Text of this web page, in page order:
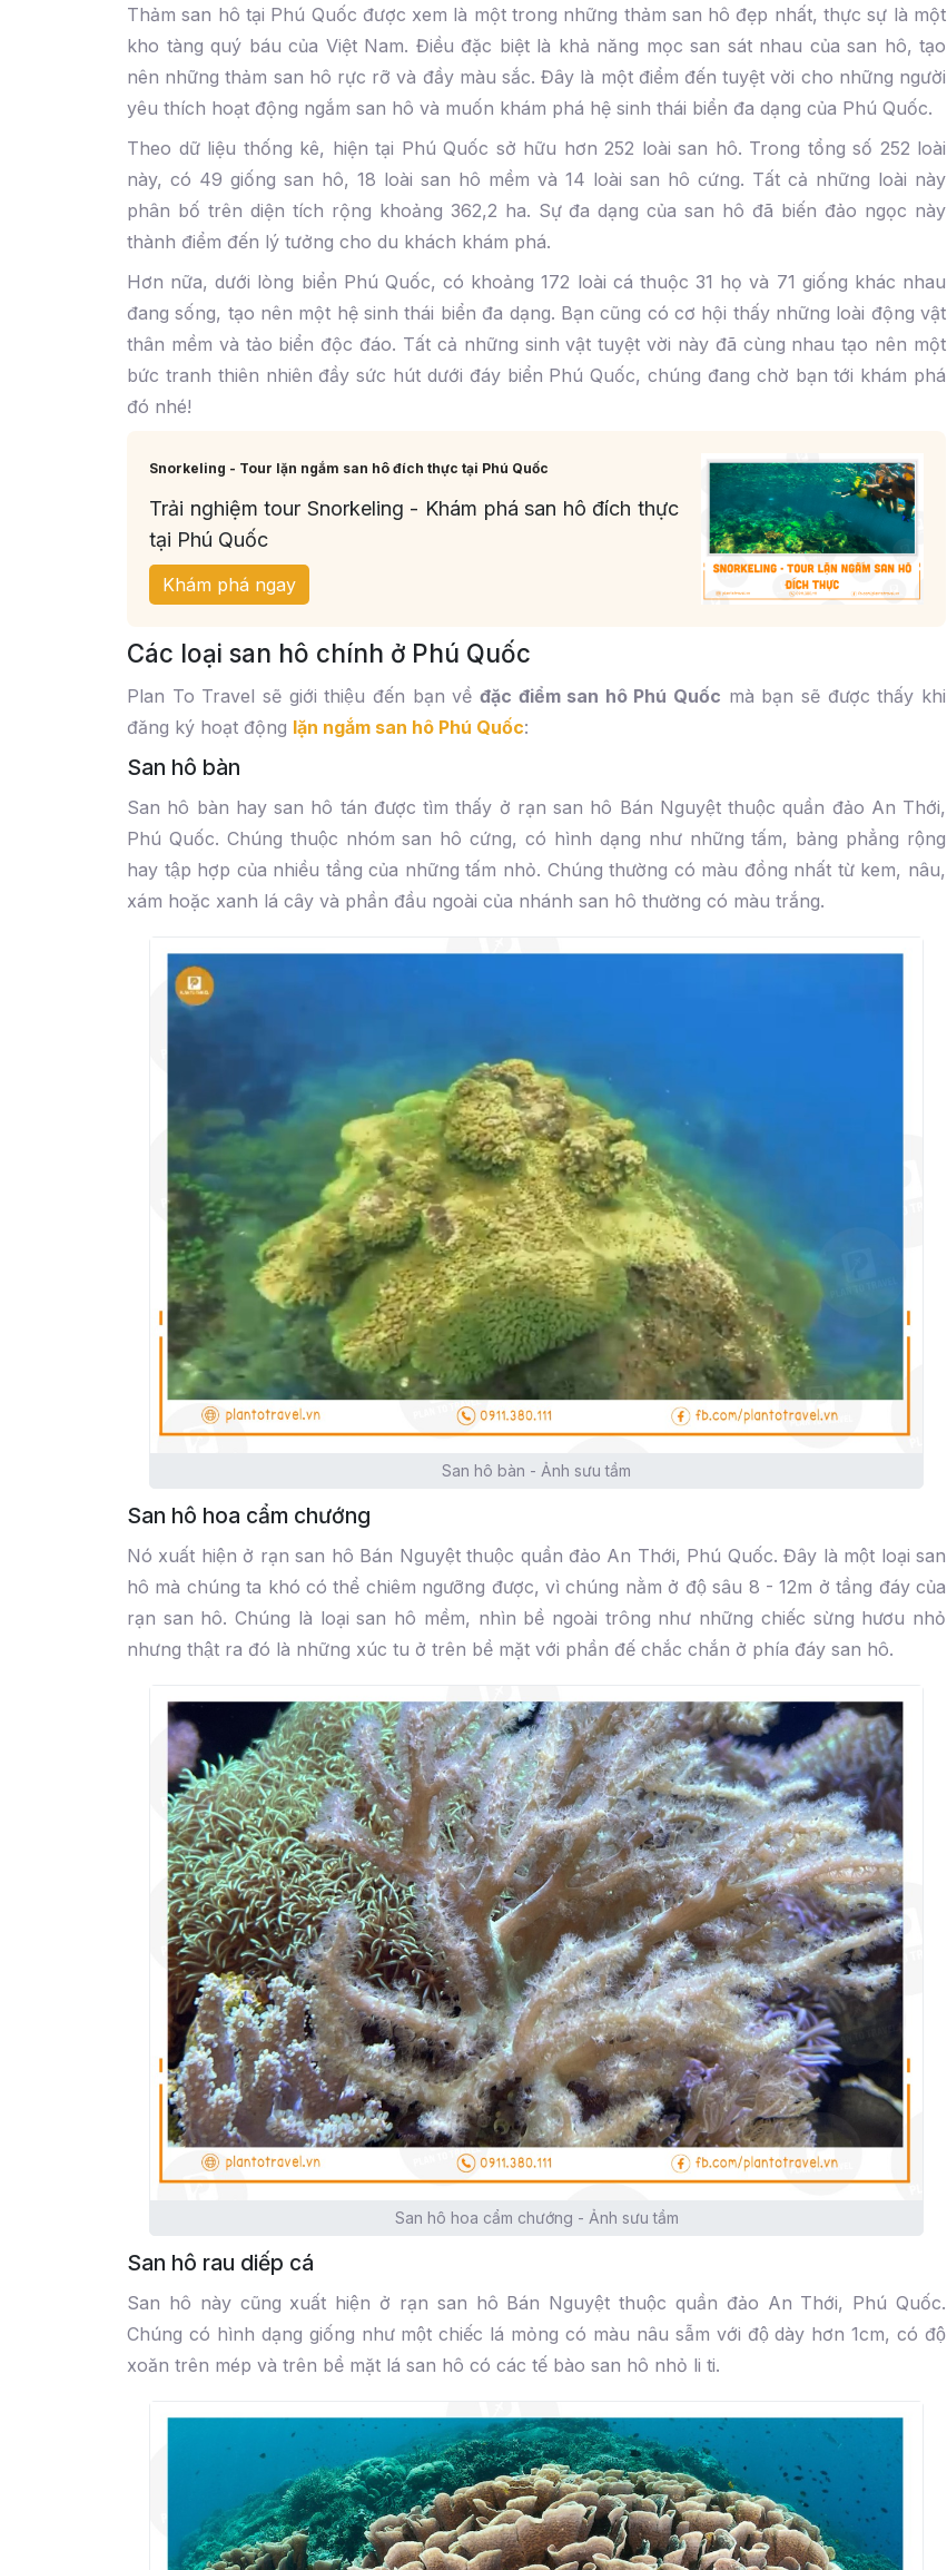
Thảm san hô tại Phú Quốc được xem là một trong những thảm san hô đẹp nhất, thực sự là một
kho tàng quý báu của Việt Nam. Điều đặc biệt là khả năng mọc san sát nhau của san hô, tạo
nên những thảm san hô rực rỡ và đầy màu sắc. Đây là một điểm đến tuyệt vời cho những người
yêu thích hoạt động ngắm san hô và muốn khám phá hệ sinh thái biển đa dạng của Phú Quốc.
Theo dữ liệu thống kê, hiện tại Phú Quốc sở hữu hơn 252 loài san hô. Trong tổng số 252 loài
này, có 49 giống san hô, 18 loài san hô mềm và 14 loài san hô cứng. Tất cả những loài này
phân bố trên diện tích rộng khoảng 362,2 ha. Sự đa dạng của san hô đã biến đảo ngọc này
thành điểm đến lý tưởng cho du khách khám phá.
Hơn nữa, dưới lòng biển Phú Quốc, có khoảng 172 loài cá thuộc 31 họ và 71 giống khác nhau
đang sống, tạo nên một hệ sinh thái biển đa dạng. Bạn cũng có cơ hội thấy những loài động vật
thân mềm và tảo biển độc đáo. Tất cả những sinh vật tuyệt vời này đã cùng nhau tạo nên một
bức tranh thiên nhiên đầy sức hút dưới đáy biển Phú Quốc, chúng đang chờ bạn tới khám phá
đó nhé!
Snorkeling - Tour lặn ngắm san hô đích thực tại Phú Quốc
Trải nghiệm tour Snorkeling - Khám phá san hô đích thực
tại Phú Quốc
Khám phá ngay
Các loại san hô chính ở Phú Quốc
Plan To Travel sẽ giới thiệu đến bạn về đặc điểm san hô Phú Quốc mà bạn sẽ được thấy khi
đăng ký hoạt động lặn ngắm san hô Phú Quốc:
San hô bàn
San hô bàn hay san hô tán được tìm thấy ở rạn san hô Bán Nguyệt thuộc quần đảo An Thới,
Phú Quốc. Chúng thuộc nhóm san hô cứng, có hình dạng như những tấm, bảng phẳng rộng
hay tập hợp của nhiều tầng của những tấm nhỏ. Chúng thường có màu đồng nhất từ kem, nâu,
xám hoặc xanh lá cây và phần đầu ngoài của nhánh san hô thường có màu trắng.
San hô bàn - Ảnh sưu tầm
San hô hoa cẩm chướng
Nó xuất hiện ở rạn san hô Bán Nguyệt thuộc quần đảo An Thới, Phú Quốc. Đây là một loại san
hô mà chúng ta khó có thể chiêm ngưỡng được, vì chúng nằm ở độ sâu 8 - 12m ở tầng đáy của
rạn san hô. Chúng là loại san hô mềm, nhìn bề ngoài trông như những chiếc sừng hươu nhỏ
nhưng thật ra đó là những xúc tu ở trên bề mặt với phần đế chắc chắn ở phía đáy san hô.
San hô hoa cẩm chướng - Ảnh sưu tầm
San hô rau diếp cá
San hô này cũng xuất hiện ở rạn san hô Bán Nguyệt thuộc quần đảo An Thới, Phú Quốc.
Chúng có hình dạng giống như một chiếc lá mỏng có màu nâu sẫm với độ dày hơn 1cm, có độ
xoăn trên mép và trên bề mặt lá san hô có các tế bào san hô nhỏ li ti.